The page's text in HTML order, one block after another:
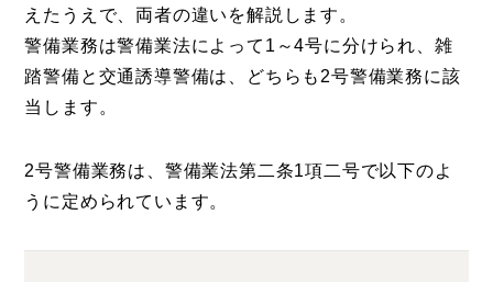
えたうえで、両者の違いを解説します。
警備業務は警備業法によって1～4号に分けられ、雑
踏警備と交通誘導警備は、どちらも2号警備業務に該
当します。
2号警備業務は、警備業法第二条1項二号で以下のよ
うに定められています。